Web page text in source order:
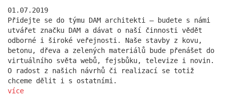
01.07.2019
Přidejte se do týmu DAM architekti – budete s námi
utvářet značku DAM a dávat o naší činnosti vědět
odborné i široké veřejnosti. Naše stavby z kovu,
betonu, dřeva a zelených materiálů bude přenášet do
virtuálního světa webů, fejsbůku, televize i novin.
O radost z našich návrhů či realizací se totiž
chceme dělit i s ostatními.
více